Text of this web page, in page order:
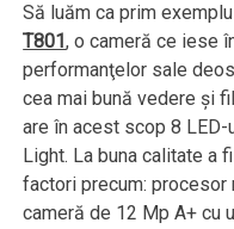
Să luăm ca prim
T801, o cameră ce iese
performanţelor sale
cea mai bună vedere şi
are în acest scop 8
Light. La buna calitate a
factori precum: procesor
cameră de 12 Mp A+ cu